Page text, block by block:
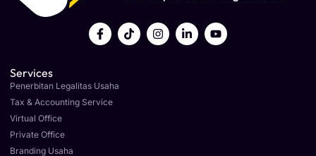
Services
Penerbitan Legalitas Usaha
Tax & Accounting Service
Virtual Office
Private Office
Branding Usaha